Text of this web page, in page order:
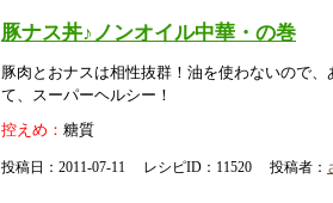
豚ナス丼♪ノンオイル中華・の巻
豚肉とおナスは相性抜群！油を使わないので、
て、スーパーヘルシー！
控えめ： 糖質
投稿日：2011-07-11 レシピID：11520 投稿者：